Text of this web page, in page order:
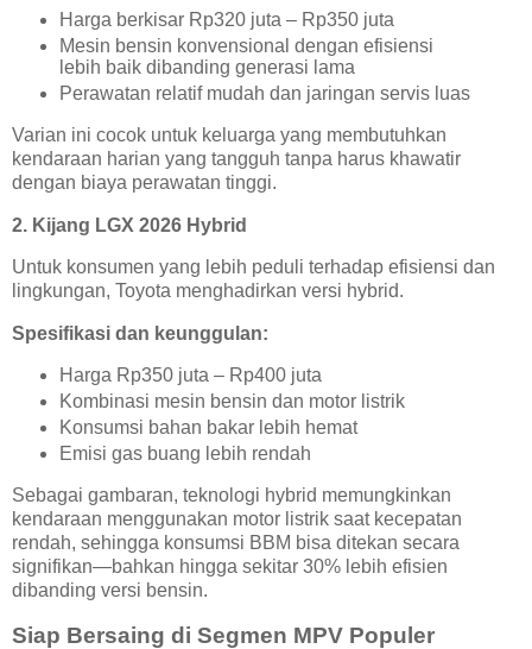
Harga berkisar Rp320 juta – Rp350 juta
Mesin bensin konvensional dengan efisiensi
lebih baik dibanding generasi lama
Perawatan relatif mudah dan jaringan servis luas
Varian ini cocok untuk keluarga yang membutuhkan
kendaraan harian yang tangguh tanpa harus khawatir
dengan biaya perawatan tinggi.
2. Kijang LGX 2026 Hybrid
Untuk konsumen yang lebih peduli terhadap efisiensi dan
lingkungan, Toyota menghadirkan versi hybrid.
Spesifikasi dan keunggulan:
Harga Rp350 juta – Rp400 juta
Kombinasi mesin bensin dan motor listrik
Konsumsi bahan bakar lebih hemat
Emisi gas buang lebih rendah
Sebagai gambaran, teknologi hybrid memungkinkan
kendaraan menggunakan motor listrik saat kecepatan
rendah, sehingga konsumsi BBM bisa ditekan secara
signifikan—bahkan hingga sekitar 30% lebih efisien
dibanding versi bensin.
Siap Bersaing di Segmen MPV Populer